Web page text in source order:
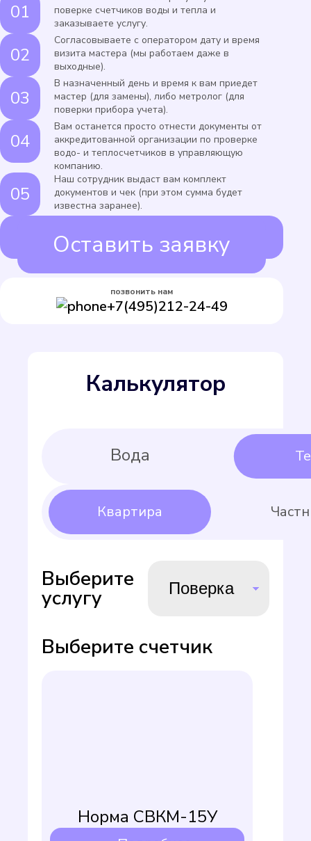
поверке счетчиков воды и тепла и
заказываете услугу.
Согласовываете с оператором дату и время
визита мастера (мы работаем даже в
выходные).
В назначенный день и время к вам приедет
мастер (для замены), либо метролог (для
поверки прибора учета).
Вам останется просто отнести документы от
аккредитованной организации по проверке
водо- и теплосчетчиков в управляющую
компанию.
Наш сотрудник выдаст вам комплект
документов и чек (при этом сумма будет
известна заранее).
Оставить заявку
позвонить нам
+7(495)212-24-49
Калькулятор
Выберите
услугу
Выберите счетчик
Норма СВКМ-15У